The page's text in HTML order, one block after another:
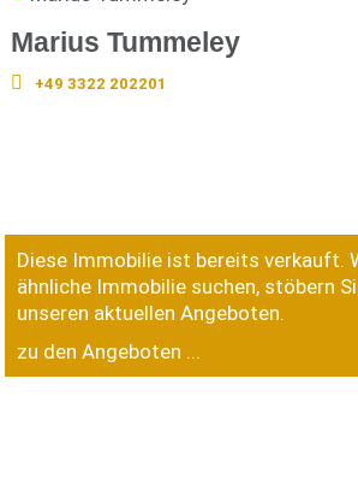
Marius Tummeley
+49 3322 202201
Diese Immobilie ist bereits verkauft.
ähnliche Immobilie suchen, stöbern
unseren aktuellen Angeboten.
zu den Angeboten ...